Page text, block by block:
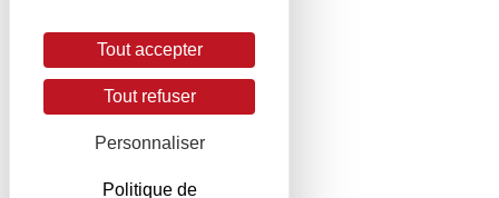
Tout accepter
Tout refuser
Personnaliser
Politique de